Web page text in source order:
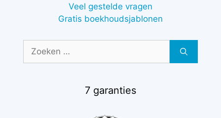
Veel gestelde vragen
Gratis boekhoudsjablonen
Zoek
7 garanties